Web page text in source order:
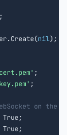
nil);
;
;
on the
True;
True;